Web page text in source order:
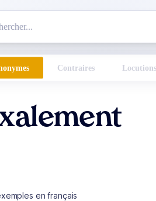
Contraires Locutions
en français